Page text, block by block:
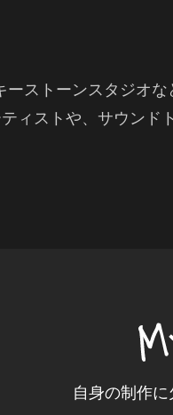
ストーンスタジオ
ィストや、サウンド
自身の制作